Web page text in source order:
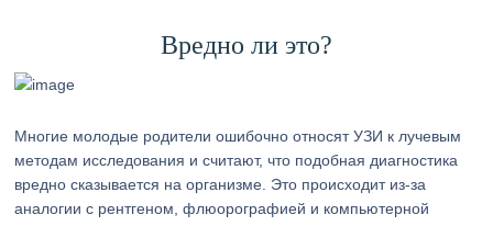
Вредно ли это?
Многие молодые родители ошибочно относят УЗИ к лучевым
методам исследования и считают, что подобная диагностика
вредно сказывается на организме. Это происходит из-за
аналогии с рентгеном, флюорографией и компьютерной